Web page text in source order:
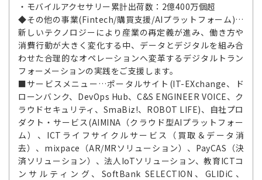
・モバイルアクセサリー累計出荷数：2億400万個超
◆その他の事業(Fintech/購買支援/AIプラットフォーム)…
新しいテクノロジーにより産業の再定義が進み、働き方や
消費行動が大きく変化する中、データとデジタルを組み合
わせた合理的なオペレーションへ変革するデジタルトラン
フォーメーションの実践をご支援します。
■サービスメニュー…ポータルサイト(IT-EXchange、ド
ローンバンク、DevOps Hub、C&S ENGINEER VOICE、ク
ラウドセキュリティ、SmaBiz!、ROBOT LIFE)、自社プロ
ダクト・サービス(AIMINA（クラウド型AIプラットフォー
ム）、ICTライフサイクルサービス（買取＆データ消
去）、mixpace（AR/MRソリューション）、PayCAS（決
済ソリューション）、法人IoTソリューション、教育ICTコ
ンサルティング、SoftBank SELECTION、GLIDiC、